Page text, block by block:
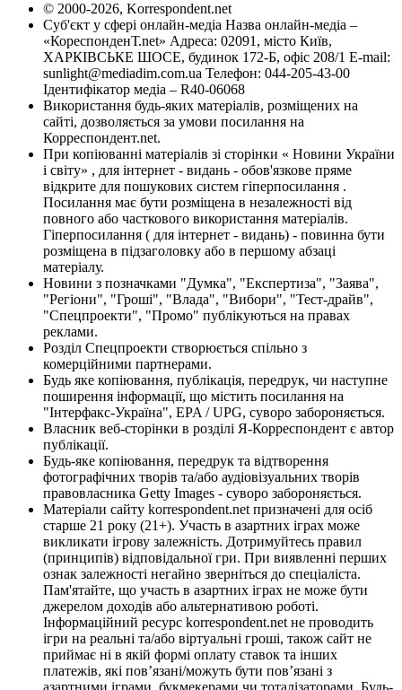
© 2000-2026, Korrespondent.net
Суб'єкт у сфері онлайн-медіа Назва онлайн-медіа –
«КореспонденТ.net» Адреса: 02091, місто Київ,
ХАРКІВСЬКЕ ШОСЕ, будинок 172-Б, офіс 208/1 E-mail:
sunlight@mediadim.com.ua Телефон: 044-205-43-00
Ідентифікатор медіа – R40-06068
Використання будь-яких матеріалів, розміщених на
сайті, дозволяється за умови посилання на
Корреспондент.net.
При копіюванні матеріалів зі сторінки « Новини України
і світу» , для інтернет - видань - обов'язкове пряме
відкрите для пошукових систем гіперпосилання .
Посилання має бути розміщена в незалежності від
повного або часткового використання матеріалів.
Гіперпосилання ( для інтернет - видань) - повинна бути
розміщена в підзаголовку або в першому абзаці
матеріалу.
Новини з позначками "Думка", "Експертиза", "Заява",
"Регіони", "Гроші", "Влада", "Вибори", "Тест-драйв",
"Спецпроекти", "Промо" публікуються на правах
реклами.
Розділ Спецпроекти створюється спільно з
комерційними партнерами.
Будь яке копіювання, публікація, передрук, чи наступне
поширення інформації, що містить посилання на
"Інтерфакс-Україна", EPA / UPG, суворо забороняється.
Власник веб-сторінки в розділі Я-Корреспондент є автор
публікації.
Будь-яке копіювання, передрук та відтворення
фотографічних творів та/або аудіовізуальних творів
правовласника Getty Images - суворо забороняється.
Матеріали сайту korrespondent.net призначені для осіб
старше 21 року (21+). Участь в азартних іграх може
викликати ігрову залежність. Дотримуйтесь правил
(принципів) відповідальної гри. При виявленні перших
ознак залежності негайно зверніться до спеціаліста.
Пам'ятайте, що участь в азартних іграх не може бути
джерелом доходів або альтернативою роботі.
Інформаційний ресурс korrespondent.net не проводить
ігри на реальні та/або віртуальні гроші, також сайт не
приймає ні в якій формі оплату ставок та інших
платежів, які пов’язані/можуть бути пов’язані з